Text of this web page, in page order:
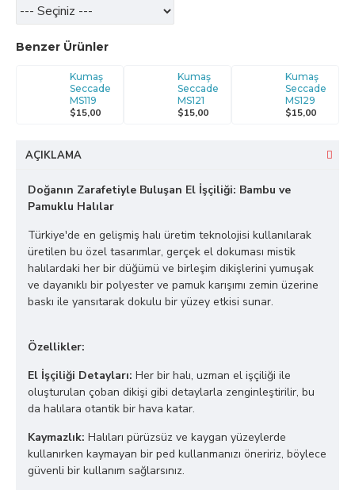
Benzer Ürünler
Kumaş
Seccade
MS119
$15,00
Kumaş
Seccade
MS121
$15,00
Kumaş
Seccade
MS129
$15,00
AÇIKLAMA
Doğanın Zarafetiyle Buluşan El İşçiliği: Bambu ve
Pamuklu Halılar
Türkiye'de en gelişmiş halı üretim teknolojisi kullanılarak
üretilen bu özel tasarımlar, gerçek el dokuması mistik
halılardaki her bir düğümü ve birleşim dikişlerini yumuşak
ve dayanıklı bir polyester ve pamuk karışımı zemin üzerine
baskı ile yansıtarak dokulu bir yüzey etkisi sunar.
Özellikler:
El İşçiliği Detayları: Her bir halı, uzman el işçiliği ile
oluşturulan çoban dikişi gibi detaylarla zenginleştirilir, bu
da halılara otantik bir hava katar.
Kaymazlık: Halıları pürüzsüz ve kaygan yüzeylerde
kullanırken kaymayan bir ped kullanmanızı öneririz, böylece
güvenli bir kullanım sağlarsınız.